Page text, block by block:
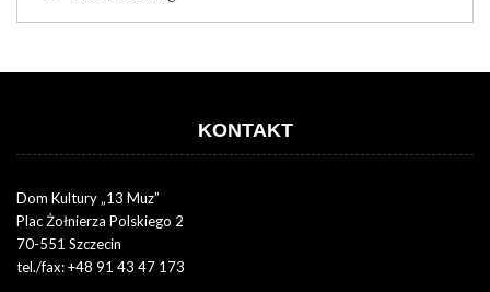
KONTAKT
Dom Kultury „13 Muz”
Plac Żołnierza Polskiego 2
70-551 Szczecin
tel./fax: +48 91 43 47 173